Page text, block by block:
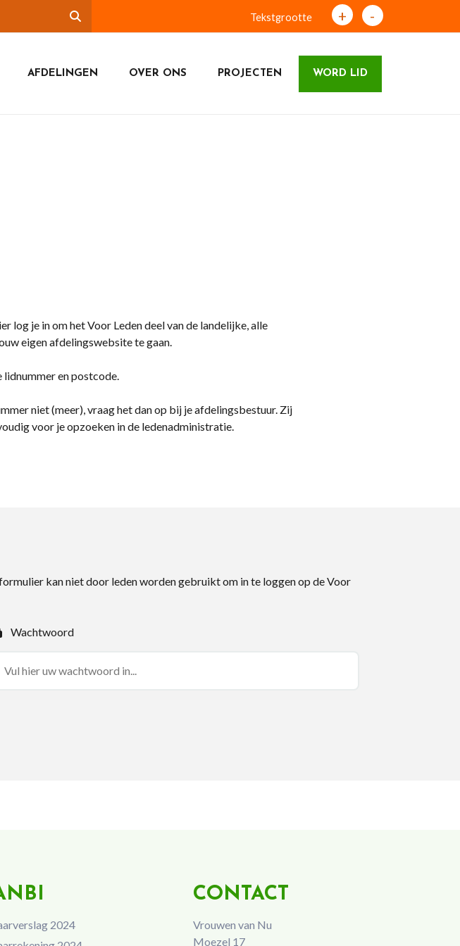
Tekstgrootte + -
AFDELINGEN OVER ONS PROJECTEN WORD LID
log je in om het Voor Leden deel van de landelijke, alle
eigen afdelingswebsite te gaan.
lidnummer en postcode.
niet (meer), vraag het dan op bij je afdelingsbestuur. Zij
voor je opzoeken in de ledenadministratie.
kan niet door leden worden gebruikt om in te loggen op de Voor
Wachtwoord
2024
CONTACT
Vrouwen van Nu
Moezel 17